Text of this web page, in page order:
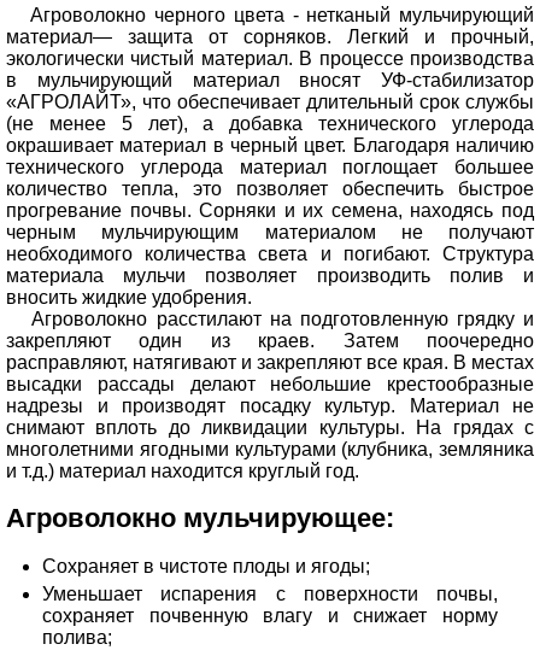
Агроволокно черного цвета - нетканый мульчирующий
материал— защита от сорняков. Легкий и прочный,
экологически чистый материал. В процессе производства
в мульчирующий материал вносят УФ-стабилизатор
«АГРОЛАЙТ», что обеспечивает длительный срок службы
(не менее 5 лет), а добавка технического углерода
окрашивает материал в черный цвет. Благодаря наличию
технического углерода материал поглощает большее
количество тепла, это позволяет обеспечить быстрое
прогревание почвы. Сорняки и их семена, находясь под
черным мульчирующим материалом не получают
необходимого количества света и погибают. Структура
материала мульчи позволяет производить полив и
вносить жидкие удобрения.
Агроволокно расстилают на подготовленную грядку и
закрепляют один из краев. Затем поочередно
расправляют, натягивают и закрепляют все края. В местах
высадки рассады делают небольшие крестообразные
надрезы и производят посадку культур. Материал не
снимают вплоть до ликвидации культуры. На грядах с
многолетними ягодными культурами (клубника, земляника
и т.д.) материал находится круглый год.
Агроволокно мульчирующее:
Сохраняет в чистоте плоды и ягоды;
Уменьшает испарения с поверхности почвы,
сохраняет почвенную влагу и снижает норму
полива;